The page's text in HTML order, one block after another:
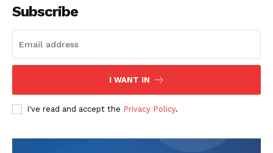
Subscribe
I WANT IN
I've read and accept the Privacy Policy.